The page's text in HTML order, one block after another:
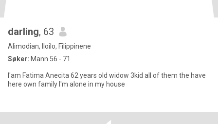
darling, 63
Alimodian, Iloilo, Filippinene
Søker: Mann 56 - 71
I'am Fatima Anecita 62 years old widow 3kid all of them the have
here own family I'm alone in my house